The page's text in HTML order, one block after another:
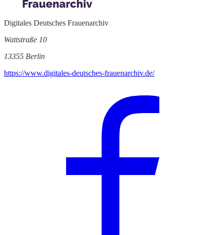
Digitales Deutsches Frauenarchiv
Wattstraße 10
13355 Berlin
https://www.digitales-deutsches-frauenarchiv.de/